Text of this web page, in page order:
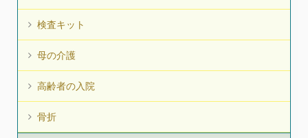
検査キット
母の介護
高齢者の入院
骨折